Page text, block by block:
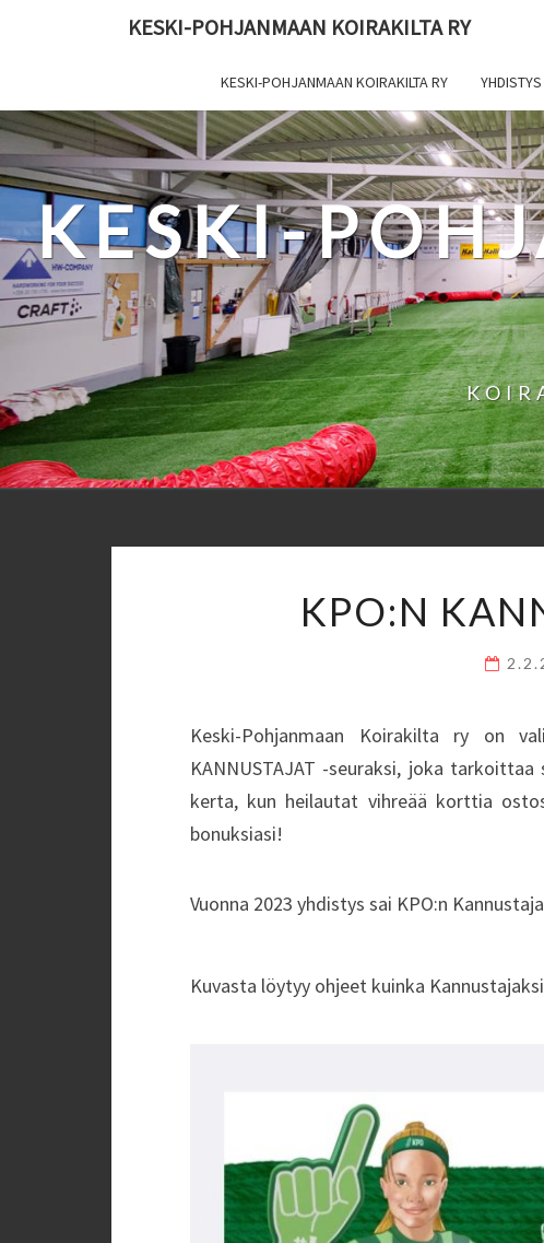
KESKI-POHJANMAAN KOIRAKILTA RY
KESKI-POHJANMAAN KOIRAKILTA RY YHDISTYS
KESKI-
KPO:N
Keski-Pohjanmaan Koirakilta ry on
KANNUSTAJAT -seuraksi, joka
kerta, kun heilautat vihreää korttia
bonuksiasi!
Vuonna 2023 yhdistys sai KPO:n
Kuvasta löytyy ohjeet kuinka